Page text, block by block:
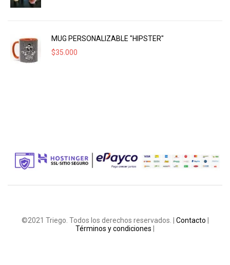
MUG PERSONALIZABLE "HIPSTER"
$35.000
©2021 Triego. Todos los derechos reservados. | Contacto
Términos y condiciones